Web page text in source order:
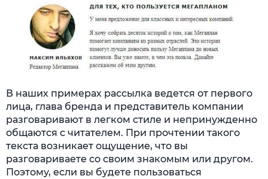
В наших примерах рассылка ведется от первого
лица, глава бренда и представитель компании
разговаривают в легком стиле и непринужденно
общаются с читателем. При прочтении такого
текста возникает ощущение, что вы
разговариваете со своим знакомым или другом.
Поэтому, если вы будете пользоваться